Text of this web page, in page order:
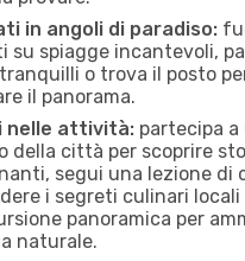
in angoli di paradiso:
su spiagge incantevoli,
o trova il posto
il panorama.
nelle attività: partecipa
della città per scoprire
segui una lezione di
i segreti culinari
panoramica per
naturale.